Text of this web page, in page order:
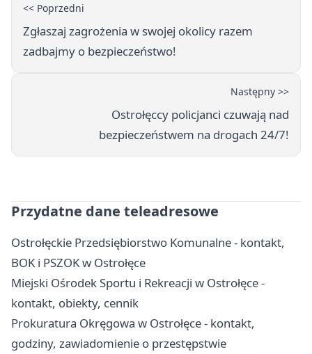
<< Poprzedni
Zgłaszaj zagrożenia w swojej okolicy razem
zadbajmy o bezpieczeństwo!
Następny >>
Ostrołęccy policjanci czuwają nad
bezpieczeństwem na drogach 24/7!
Przydatne dane teleadresowe
Ostrołęckie Przedsiębiorstwo Komunalne - kontakt,
BOK i PSZOK w Ostrołęce
Miejski Ośrodek Sportu i Rekreacji w Ostrołęce -
kontakt, obiekty, cennik
Prokuratura Okręgowa w Ostrołęce - kontakt,
godziny, zawiadomienie o przestępstwie